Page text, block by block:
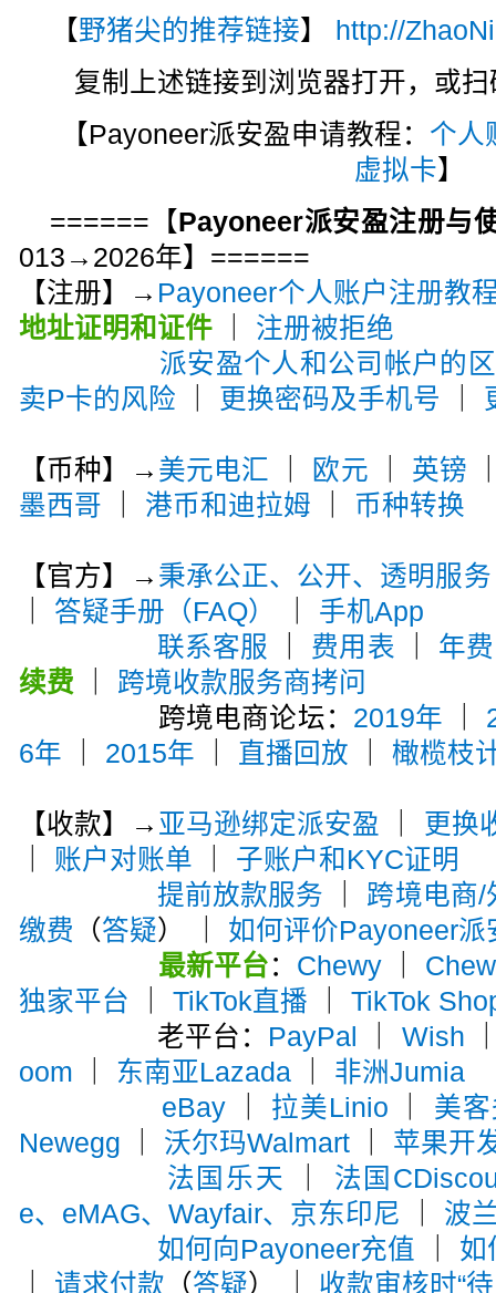
【野猪尖的推荐链接】
http://
复制上述链接到浏览器打开，或
【Payoneer派安盈申请教程： 个人
虚拟卡】
======【Payoneer派安盈注册与
013→2026年】======
【注册】→ Payoneer个人账户注册教
地址证明和证件
注册被拒绝
派安盈个人和公司帐户的
卖P卡的风险
更换密码及手机号
【币种】→ 美元电汇 欧元 英镑
墨西哥
港币和迪拉姆 币种转换
【官方】→ 秉承公正、公开、透明服务
答疑手册（FAQ）
手机App
联系客服
费用表 年费
续费
跨境收款服务商拷问
跨境电商论坛： 2019年
6年
2015年 直播回放 ｜橄榄枝
【收款】→ 亚马逊绑定派安盈
更换
账户对账单
子账户和KYC证明
提前放款服务
跨境电商/
缴费 （答疑） ｜ 如何评价Payoneer派
最新平台： Chewy｜
独家平台 ｜TikTok直播 ｜TikTok
老平台： PayPal Wish
oom
东南亚Lazada
非洲Jumia
eBay｜ 拉美Linio
美
Newegg
沃尔玛Walmart
苹果开
法国乐天
法国
e、eMAG、Wayfair、京东印尼
波
如何向Payoneer充值
如
请求付款 （答疑） ｜ 收款审核时“